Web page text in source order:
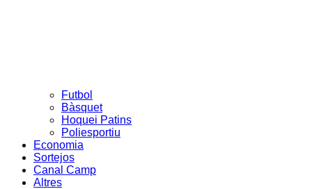
Futbol
Bàsquet
Hoquei Patins
Poliesportiu
Economia
Sortejos
Canal Camp
Altres